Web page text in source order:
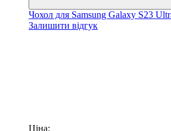
Чохол для Samsung Galaxy S23
Залишити відгук
Ціна: